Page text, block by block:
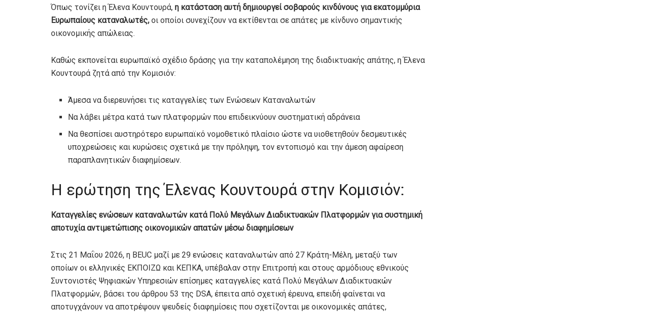
Όπως τονίζει η Έλενα Κουντουρά, η κατάσταση αυτή δημιουργεί σοβαρούς κινδύνους για εκατομμύρια
Ευρωπαίους καταναλωτές, οι οποίοι συνεχίζουν να εκτίθενται σε απάτες με κίνδυνο σημαντικής
οικονομικής απώλειας.
Καθώς εκπονείται ευρωπαϊκό σχέδιο δράσης για την καταπολέμηση της διαδικτυακής απάτης, η Έλενα
Κουντουρά ζητά από την Κομισιόν:
Άμεσα να διερευνήσει τις καταγγελίες των Ενώσεων Καταναλωτών
Να λάβει μέτρα κατά των πλατφορμών που επιδεικνύουν συστηματική αδράνεια
Να θεσπίσει αυστηρότερο ευρωπαϊκό νομοθετικό πλαίσιο ώστε να υιοθετηθούν δεσμευτικές
υποχρεώσεις και κυρώσεις σχετικά με την πρόληψη, τον εντοπισμό και την άμεση αφαίρεση
παραπλανητικών διαφημίσεων.
Η ερώτηση της Έλενας Κουντουρά στην Κομισιόν:
Καταγγελίες ενώσεων καταναλωτών κατά Πολύ Μεγάλων Διαδικτυακών Πλατφορμών για συστημική
αποτυχία αντιμετώπισης οικονομικών απατών μέσω διαφημίσεων
Στις 21 Μαΐου 2026, η BEUC μαζί με 29 ενώσεις καταναλωτών από 27 Κράτη-Μέλη, μεταξύ των
οποίων οι ελληνικές ΕΚΠΟΙΖΩ και ΚΕΠΚΑ, υπέβαλαν στην Επιτροπή και στους αρμόδιους εθνικούς
Συντονιστές Ψηφιακών Υπηρεσιών επίσημες καταγγελίες κατά Πολύ Μεγάλων Διαδικτυακών
Πλατφορμών, βάσει του άρθρου 53 της DSA, έπειτα από σχετική έρευνα, επειδή φαίνεται να
αποτυγχάνουν να αποτρέψουν ψευδείς διαφημίσεις που σχετίζονται με οικονομικές απάτες,